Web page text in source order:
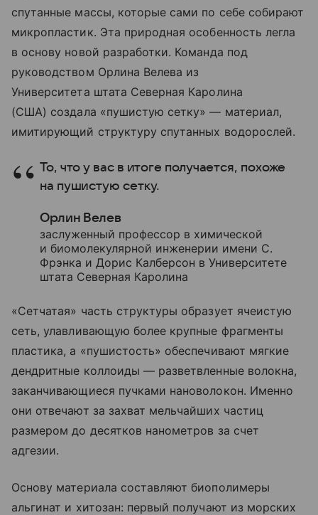
спутанные массы, которые сами по себе собирают
микропластик. Эта природная особенность легла
в основу новой разработки. Команда под
руководством Орлина Велева из
Университета штата Северная Каролина
(США) создала «пушистую сетку» — материал,
имитирующий структуру спутанных водорослей.
То, что у вас в итоге получается, похоже
на пушистую сетку.
Орлин Велев
заслуженный профессор в химической
и биомолекулярной инженерии имени С.
Фрэнка и Дорис Калберсон в Университете
штата Северная Каролина
«Сетчатая» часть структуры образует ячеистую
сеть, улавливающую более крупные фрагменты
пластика, а «пушистость» обеспечивают мягкие
дендритные коллоиды — разветвленные волокна,
заканчивающиеся пучками нановолокон. Именно
они отвечают за захват мельчайших частиц
размером до десятков нанометров за счет
адгезии.
Основу материала составляют биополимеры
альгинат и хитозан: первый получают из морских